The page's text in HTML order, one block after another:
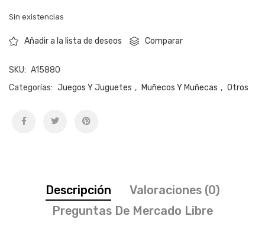
Sin existencias
Añadir a la lista de deseos Comparar
SKU: A15880
Categorías: Juegos Y Juguetes , Muñecos Y Muñecas , Otros
Descripción
Valoraciones (0)
Preguntas De Mercado Libre